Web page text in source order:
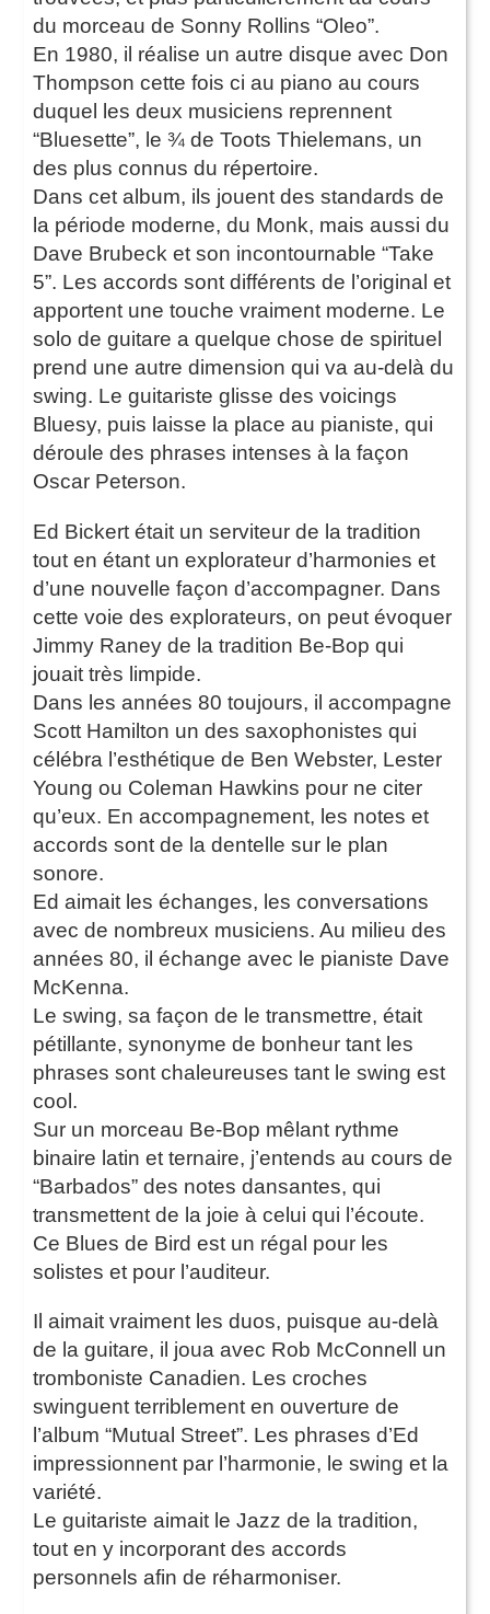
du morceau de Sonny Rollins “Oleo”.
En 1980, il réalise un autre disque avec Don
Thompson cette fois ci au piano au cours
duquel les deux musiciens reprennent
“Bluesette”, le ¾ de Toots Thielemans, un
des plus connus du répertoire.
Dans cet album, ils jouent des standards de
la période moderne, du Monk, mais aussi du
Dave Brubeck et son incontournable “Take
5”. Les accords sont différents de l’original et
apportent une touche vraiment moderne. Le
solo de guitare a quelque chose de spirituel
prend une autre dimension qui va au-delà du
swing. Le guitariste glisse des voicings
Bluesy, puis laisse la place au pianiste, qui
déroule des phrases intenses à la façon
Oscar Peterson.
Ed Bickert était un serviteur de la tradition
tout en étant un explorateur d’harmonies et
d’une nouvelle façon d’accompagner. Dans
cette voie des explorateurs, on peut évoquer
Jimmy Raney de la tradition Be-Bop qui
jouait très limpide.
Dans les années 80 toujours, il accompagne
Scott Hamilton un des saxophonistes qui
célébra l’esthétique de Ben Webster, Lester
Young ou Coleman Hawkins pour ne citer
qu’eux. En accompagnement, les notes et
accords sont de la dentelle sur le plan
sonore.
Ed aimait les échanges, les conversations
avec de nombreux musiciens. Au milieu des
années 80, il échange avec le pianiste Dave
McKenna.
Le swing, sa façon de le transmettre, était
pétillante, synonyme de bonheur tant les
phrases sont chaleureuses tant le swing est
cool.
Sur un morceau Be-Bop mêlant rythme
binaire latin et ternaire, j’entends au cours de
“Barbados” des notes dansantes, qui
transmettent de la joie à celui qui l’écoute.
Ce Blues de Bird est un régal pour les
solistes et pour l’auditeur.
Il aimait vraiment les duos, puisque au-delà
de la guitare, il joua avec Rob McConnell un
tromboniste Canadien. Les croches
swinguent terriblement en ouverture de
l’album “Mutual Street”. Les phrases d’Ed
impressionnent par l’harmonie, le swing et la
variété.
Le guitariste aimait le Jazz de la tradition,
tout en y incorporant des accords
personnels afin de réharmoniser.